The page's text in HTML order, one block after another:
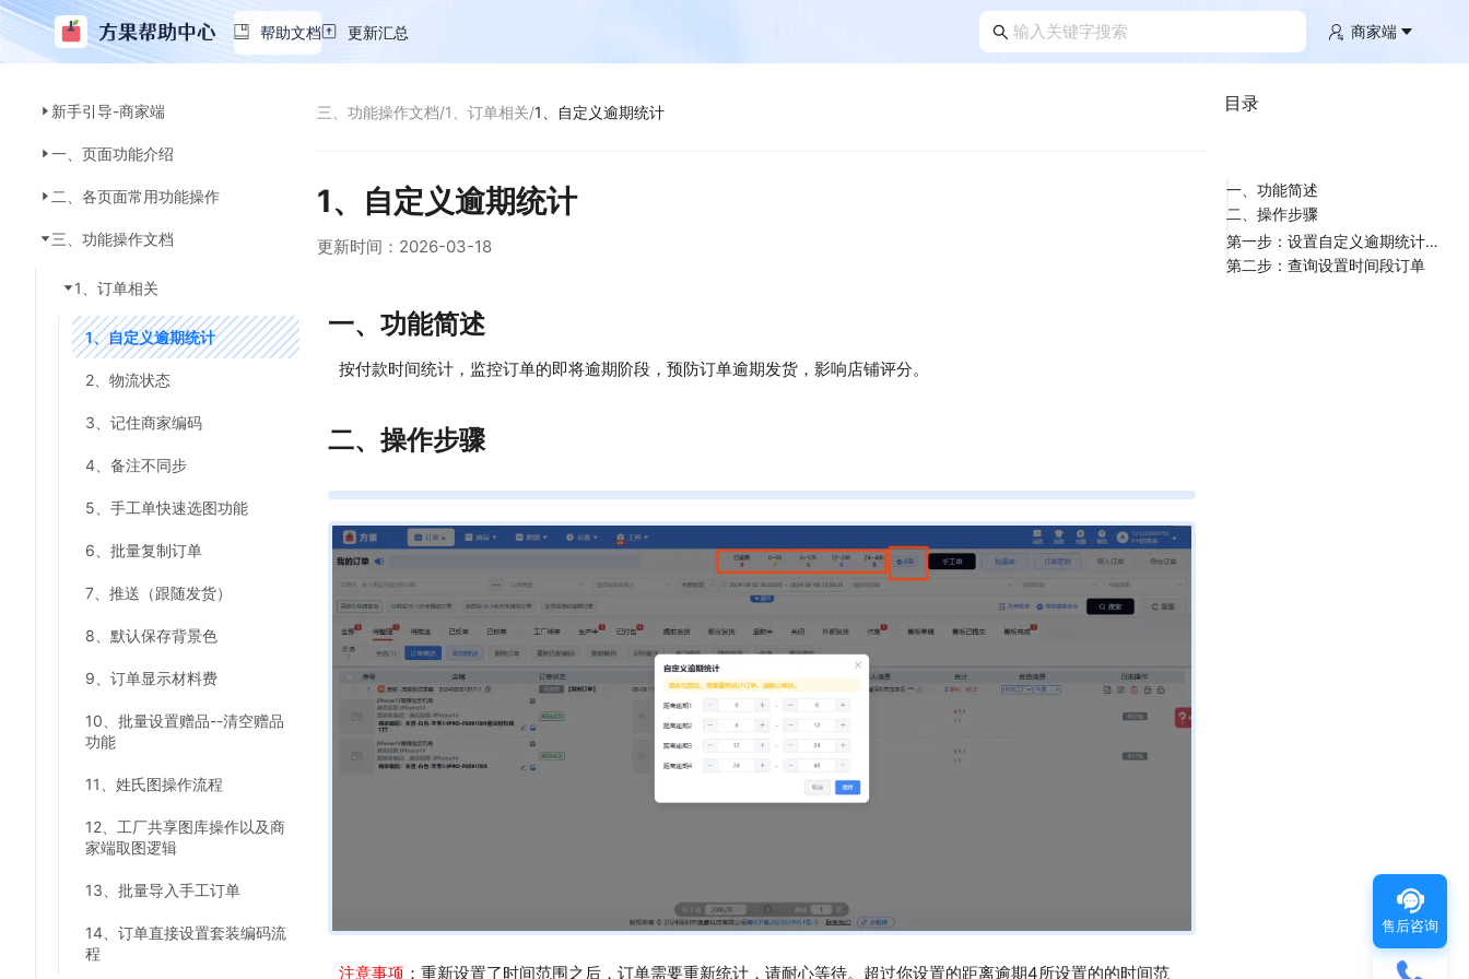
帮助文档 更新汇总 商家端
新手引导-商家端
一、页面功能介绍
二、各页面常用功能操作
三、功能操作文档
1、订单相关
1、自定义逾期统计
2、物流状态
3、记住商家编码
4、备注不同步
5、手工单快速选图功能
6、批量复制订单
7、推送（跟随发货）
8、默认保存背景色
9、订单显示材料费
10、批量设置赠品--清空赠品
功能
11、姓氏图操作流程
12、工厂共享图库操作以及商
家端取图逻辑
13、批量导入手工订单
14、订单直接设置套装编码流
程
三、功能操作文档/1、订单相关/1、自定义逾期统计
1、自定义逾期统计
更新时间： 2026-03-18
一、功能简述
按付款时间统计，监控订单的即将逾期阶段，预防订单逾期发货，影响店铺评分。
二、操作步骤
注意事项 ：重新设置了时间范围之后，订单需要重新统计，请耐心等待。超过你设置的距离逾期4所设置的的时间范
目录
一、功能简述
二、操作步骤
第一步：设置自定义逾期统计时间段
第二步：查询设置时间段订单
售后咨询